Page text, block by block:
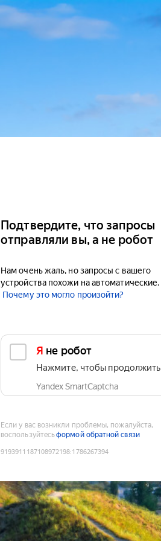
Подтвердите, что запросы
отправляли вы, а не робот
Нам очень жаль, но запросы с вашего
устройства похожи на автоматические.
Почему это могло произойти?
Я не робот
Нажмите, чтобы продолжить
Yandex SmartCaptcha
Если у вас возникли проблемы, пожалуйста,
воспользуйтесьформой обратной связи
9193911187108972198:1786267394